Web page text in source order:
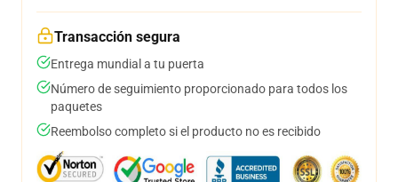
Transacción segura
Entrega mundial a tu puerta
Número de seguimiento proporcionado para todos los
paquetes
Reembolso completo si el producto no es recibido